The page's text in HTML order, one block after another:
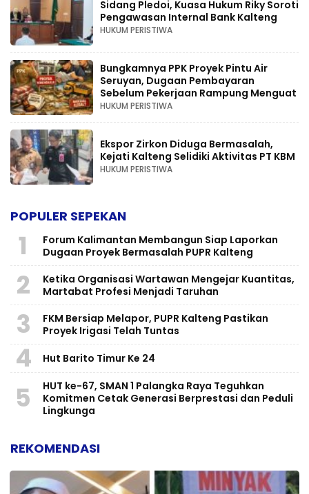
Sidang Pledoi, Kuasa Hukum Riky Soroti
Pengawasan Internal Bank Kalteng
HUKUM PERISTIWA
Bungkamnya PPK Proyek Pintu Air
Seruyan, Dugaan Pembayaran
Sebelum Pekerjaan Rampung Menguat
HUKUM PERISTIWA
Ekspor Zirkon Diduga Bermasalah,
Kejati Kalteng Selidiki Aktivitas PT KBM
HUKUM PERISTIWA
POPULER SEPEKAN
1
Forum Kalimantan Membangun Siap Laporkan
Dugaan Proyek Bermasalah PUPR Kalteng
2
Ketika Organisasi Wartawan Mengejar Kuantitas,
Martabat Profesi Menjadi Taruhan
3
FKM Bersiap Melapor, PUPR Kalteng Pastikan
Proyek Irigasi Telah Tuntas
4 Hut Barito Timur Ke 24
5
HUT ke-67, SMAN 1 Palangka Raya Teguhkan
Komitmen Cetak Generasi Berprestasi dan Peduli
Lingkunga
REKOMENDASI